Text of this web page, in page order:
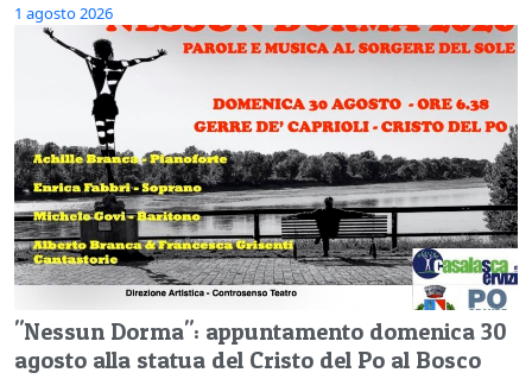
1 agosto 2026
"Nessun Dorma": appuntamento domenica 30
agosto alla statua del Cristo del Po al Bosco